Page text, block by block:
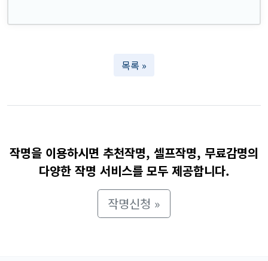
목록 »
작명을 이용하시면 추천작명, 셀프작명, 무료감명의
다양한 작명 서비스를 모두 제공합니다.
작명신청 »